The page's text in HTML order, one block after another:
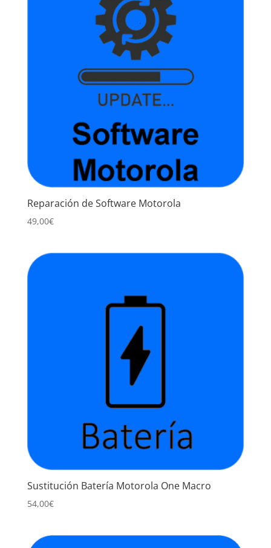
Reparación de Software Motorola
49,00€
Sustitución Batería Motorola One Macro
54,00€